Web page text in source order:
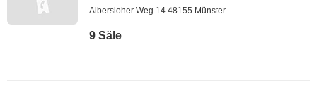
Albersloher Weg 14 48155 Münster
9 Säle